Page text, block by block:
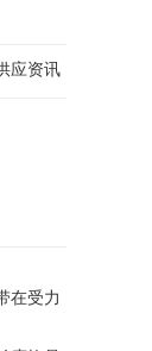
应资讯
在受力